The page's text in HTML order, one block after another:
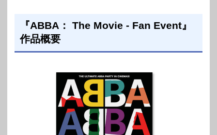
『ABBA： The Movie - Fan Event』
作品概要